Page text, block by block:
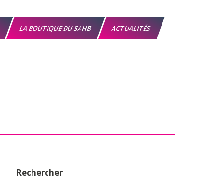
LA BOUTIQUE DU SAHB ACTUALITÉS
Rechercher